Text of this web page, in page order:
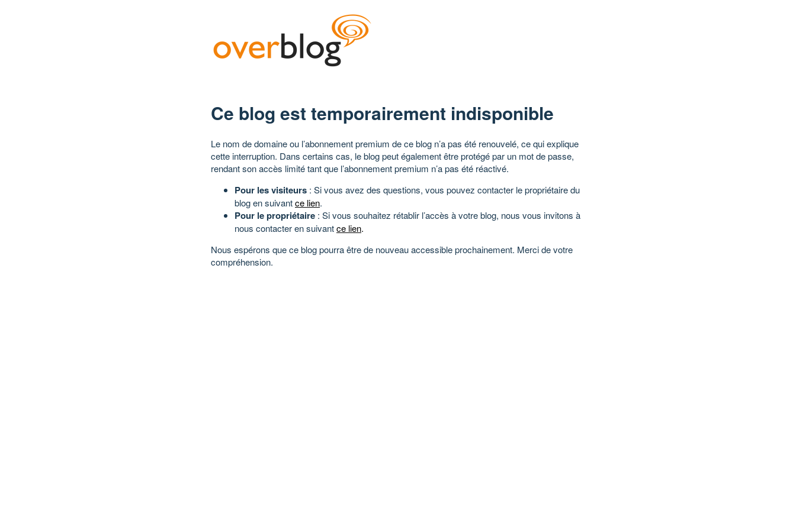
Ce blog est temporairement indisponible
Le nom de domaine ou l’abonnement premium de ce blog n’a pas été renouvelé, ce qui explique
cette interruption. Dans certains cas, le blog peut également être protégé par un mot de passe,
rendant son accès limité tant que l’abonnement premium n’a pas été réactivé.
Pour les visiteurs : Si vous avez des questions, vous pouvez contacter le propriétaire du
blog en suivantce lien.
Pour le propriétaire : Si vous souhaitez rétablir l’accès à votre blog, nous vous invitons à
nous contacter en suivantce lien.
Nous espérons que ce blog pourra être de nouveau accessible prochainement. Merci de votre
compréhension.